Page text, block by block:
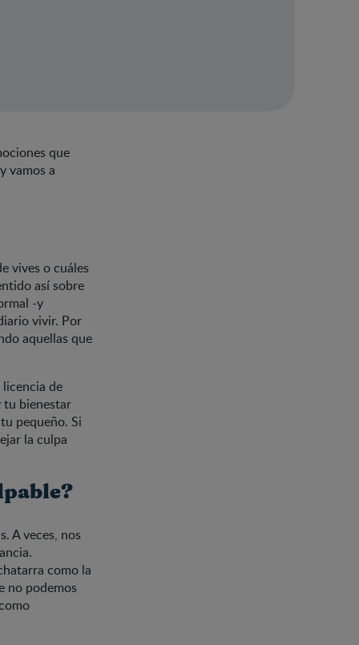
que
vamos a
vives o cuáles
así sobre
-y
vivir. Por
aquellas que
de
tu bienestar
pequeño. Si
la culpa
A veces, nos
como la
no podemos